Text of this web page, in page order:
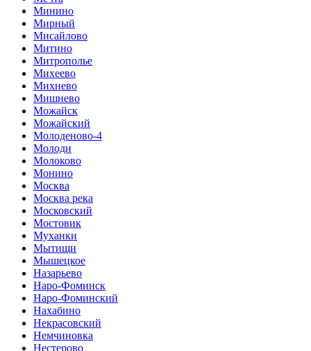
Минино
Мирный
Мисайлово
Митино
Митрополье
Михеево
Михнево
Мишнево
Можайск
Можайский
Молоденово-4
Молоди
Молоково
Монино
Москва
Москва река
Московский
Мостовик
Муханки
Мытищи
Мышецкое
Назарьево
Наро-Фоминск
Наро-Фоминский
Нахабино
Некрасовский
Немчиновка
Нестерово